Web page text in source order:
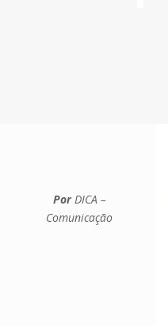
PorDICA –
Comunicação